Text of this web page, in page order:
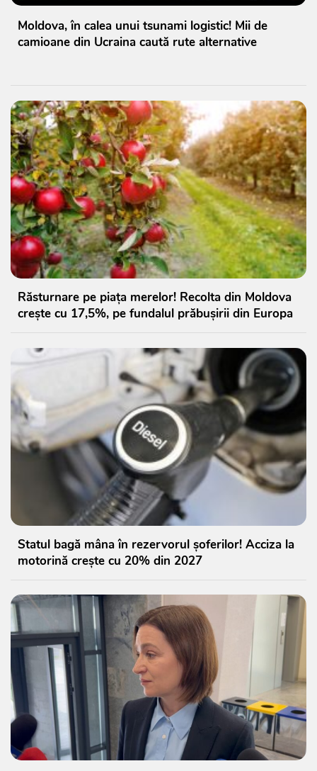
Moldova, în calea unui tsunami logistic! Mii de
camioane din Ucraina caută rute alternative
Răsturnare pe piața merelor! Recolta din Moldova
crește cu 17,5%, pe fundalul prăbușirii din Europa
Statul bagă mâna în rezervorul șoferilor! Acciza la
motorină crește cu 20% din 2027